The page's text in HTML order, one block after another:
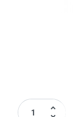
keyboard_arrow_up